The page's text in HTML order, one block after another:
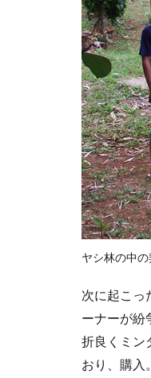
ヤシ林の中
次に起こっ
ーナーが紛
折良くミン
おり、購入